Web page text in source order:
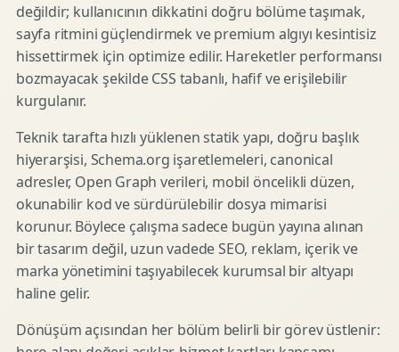
değildir; kullanıcının dikkatini doğru bölüme taşımak,
sayfa ritmini güçlendirmek ve premium algıyı kesintisiz
hissettirmek için optimize edilir. Hareketler performansı
bozmayacak şekilde CSS tabanlı, hafif ve erişilebilir
kurgulanır.
Teknik tarafta hızlı yüklenen statik yapı, doğru başlık
hiyerarşisi, Schema.org işaretlemeleri, canonical
adresler, Open Graph verileri, mobil öncelikli düzen,
okunabilir kod ve sürdürülebilir dosya mimarisi
korunur. Böylece çalışma sadece bugün yayına alınan
bir tasarım değil, uzun vadede SEO, reklam, içerik ve
marka yönetimini taşıyabilecek kurumsal bir altyapı
haline gelir.
Dönüşüm açısından her bölüm belirli bir görev üstlenir: